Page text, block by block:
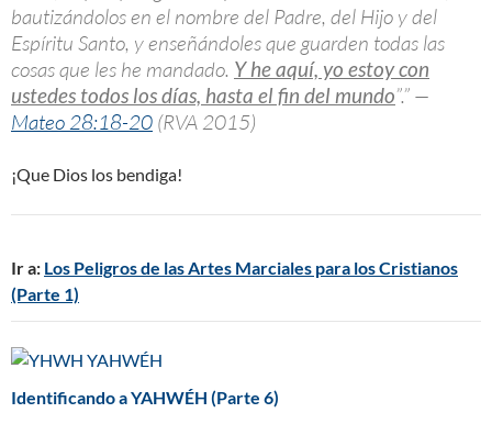
bautizándolos en el nombre del Padre, del Hijo y del
Espíritu Santo, y enseñándoles que guarden todas las
cosas que les he mandado. Y he aquí, yo estoy con
ustedes todos los días, hasta el fin del mundo”.” —
Mateo 28:18-20 (RVA 2015)
¡Que Dios los bendiga!
Ir a: Los Peligros de las Artes Marciales para los Cristianos
(Parte 1)
Identificando a YAHWÉH (Parte 6)